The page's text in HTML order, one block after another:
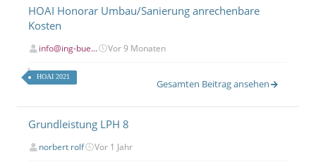
HOAI Honorar Umbau/Sanierung anrechenbare
Kosten
info@ing-bue... Vor 9 Monaten
HOAI 2021
Gesamten Beitrag ansehen
Grundleistung LPH 8
norbert rolf Vor 1 Jahr